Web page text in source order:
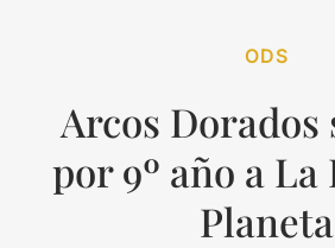
ODS
Arcos Dorados
por 9º año a La
Planeta